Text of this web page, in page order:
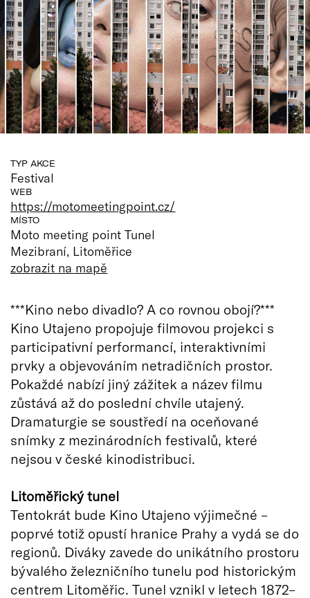
TYP AKCE
Festival
WEB
https://motomeetingpoint.cz/
MÍSTO
Moto meeting point Tunel
Mezibraní, Litoměřice
zobrazit na mapě
***Kino nebo divadlo? A co rovnou obojí?***
Kino Utajeno propojuje filmovou projekci s
participativní performancí, interaktivními
prvky a objevováním netradičních prostor.
Pokaždé nabízí jiný zážitek a název filmu
zůstává až do poslední chvíle utajený.
Dramaturgie se soustředí na oceňované
snímky z mezinárodních festivalů, které
nejsou v české kinodistribuci.
Litoměřický tunel
Tentokrát bude Kino Utajeno výjimečné –
poprvé totiž opustí hranice Prahy a vydá se do
regionů. Diváky zavede do unikátního prostoru
bývalého železničního tunelu pod historickým
centrem Litoměřic. Tunel vznikl v letech 1872–